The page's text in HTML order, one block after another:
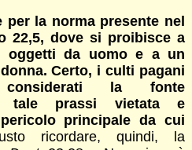
la norma presente nel
22,5, dove si proibisce a
oggetti da uomo e a un
Certo, i culti pagani
la fonte
tale prassi vietata e
principale da cui
ricordare, quindi, la